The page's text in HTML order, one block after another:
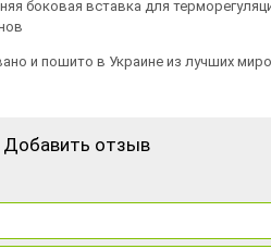
боковая вставка для
и пошито в Украине из лучших
Добавить отзыв